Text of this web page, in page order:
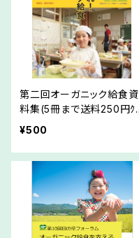
第二回オーガニック給食資
料集(5冊まで送料250円ｸﾘ
ｯｸﾎﾟｽﾄ便)
¥500